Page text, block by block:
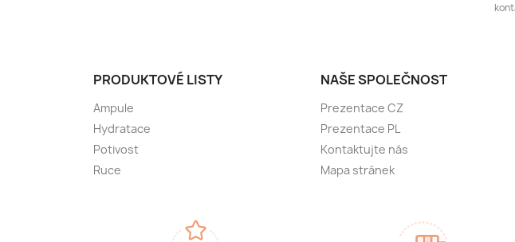
PRODUKTOVÉ LISTY
Ampule
Hydratace
Potivost
Ruce
NAŠE SPOLEČNOST
Prezentace CZ
Prezentace PL
Kontaktujte nás
Mapa stránek